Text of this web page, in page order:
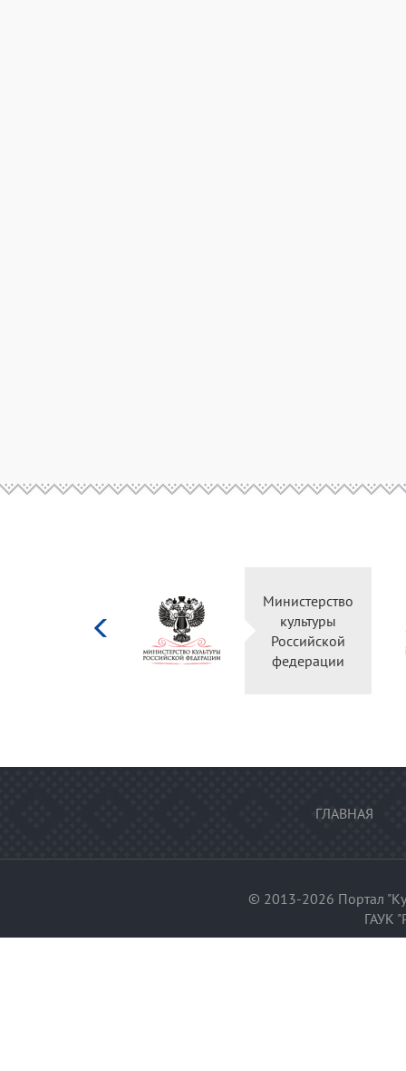
Министерство
культуры
Российской
федерации
ГЛАВНАЯ
© 2013-2026 Портал
ГАУК